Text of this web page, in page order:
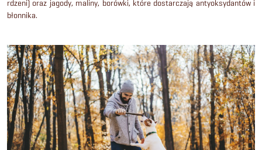
rdzeni) oraz jagody, maliny, borówki, które dostarczają antyoksydantów i
błonnika.